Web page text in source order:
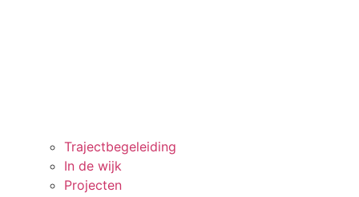
Trajectbegeleiding
In de wijk
Projecten